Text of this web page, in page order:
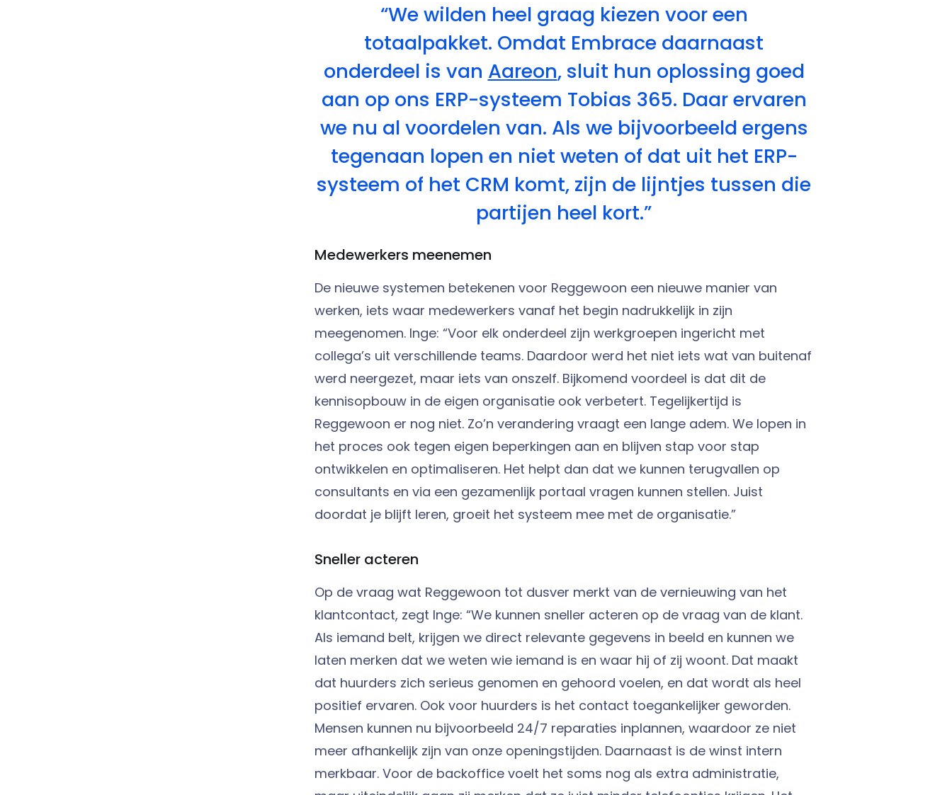
“We wilden heel graag kiezen voor een
totaalpakket. Omdat Embrace daarnaast
onderdeel is van Aareon, sluit hun oplossing goed
aan op ons ERP-systeem Tobias 365. Daar ervaren
we nu al voordelen van. Als we bijvoorbeeld ergens
tegenaan lopen en niet weten of dat uit het ERP-
systeem of het CRM komt, zijn de lijntjes tussen die
partijen heel kort.”
Medewerkers meenemen
De nieuwe systemen betekenen voor Reggewoon een nieuwe manier van
werken, iets waar medewerkers vanaf het begin nadrukkelijk in zijn
meegenomen. Inge: “Voor elk onderdeel zijn werkgroepen ingericht met
collega’s uit verschillende teams. Daardoor werd het niet iets wat van buitenaf
werd neergezet, maar iets van onszelf. Bijkomend voordeel is dat dit de
kennisopbouw in de eigen organisatie ook verbetert. Tegelijkertijd is
Reggewoon er nog niet. Zo’n verandering vraagt een lange adem. We lopen in
het proces ook tegen eigen beperkingen aan en blijven stap voor stap
ontwikkelen en optimaliseren. Het helpt dan dat we kunnen terugvallen op
consultants en via een gezamenlijk portaal vragen kunnen stellen. Juist
doordat je blijft leren, groeit het systeem mee met de organisatie.”
Sneller acteren
Op de vraag wat Reggewoon tot dusver merkt van de vernieuwing van het
klantcontact, zegt Inge: “We kunnen sneller acteren op de vraag van de klant.
Als iemand belt, krijgen we direct relevante gegevens in beeld en kunnen we
laten merken dat we weten wie iemand is en waar hij of zij woont. Dat maakt
dat huurders zich serieus genomen en gehoord voelen, en dat wordt als heel
positief ervaren. Ook voor huurders is het contact toegankelijker geworden.
Mensen kunnen nu bijvoorbeeld 24/7 reparaties inplannen, waardoor ze niet
meer afhankelijk zijn van onze openingstijden. Daarnaast is de winst intern
merkbaar. Voor de backoffice voelt het soms nog als extra administratie,